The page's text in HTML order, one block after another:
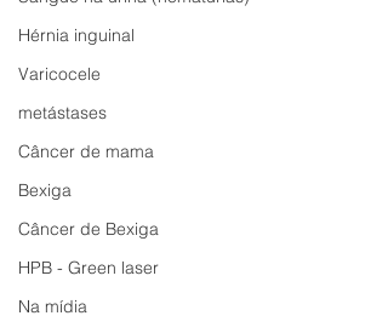
Hérnia inguinal
Varicocele
metástases
Câncer de mama
Bexiga
Câncer de Bexiga
HPB - Green laser
Na mídia